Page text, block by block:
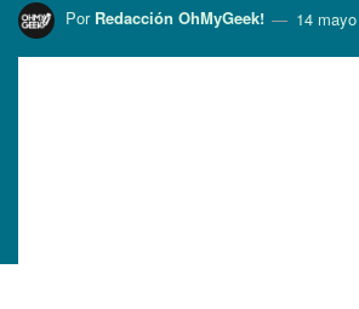
Por Redacción OhMyGeek! 14